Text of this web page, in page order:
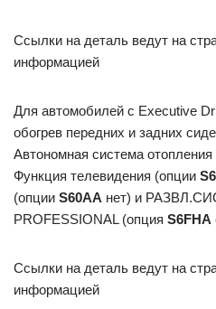
Ссылки на деталь ведут на
информацией
Для автомобилей с Executive
обогрев передних и задних
Автономная система отопления
Функция телевидения (опции
(опции S60AA нет) и
PROFESSIONAL (опция S6FHA
Ссылки на деталь ведут на
информацией